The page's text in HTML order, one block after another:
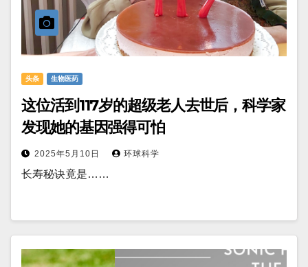
头条 生物医药
这位活到117岁的超级老人去世后，科学家
发现她的基因强得可怕
2025年5月10日 环球科学
长寿秘诀竟是……